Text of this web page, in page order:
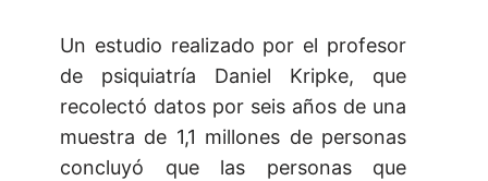
Un estudio realizado por el profesor
de psiquiatría Daniel Kripke, que
recolectó datos por seis años de una
muestra de 1,1 millones de personas
concluyó que las personas que